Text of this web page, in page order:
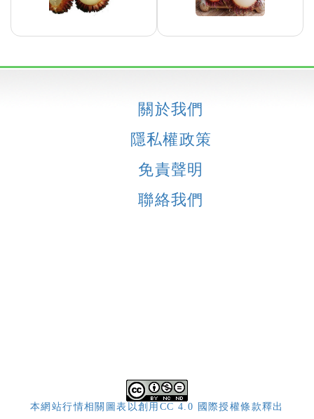
關於我們
隱私權政策
免責聲明
聯絡我們
本網站行情相關圖表以創用CC 4.0 國際授權條款釋出